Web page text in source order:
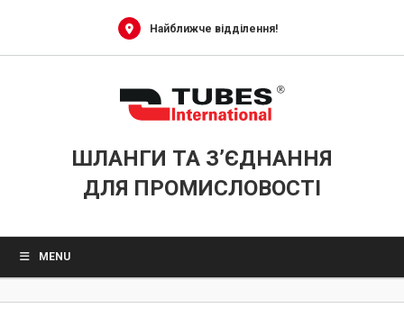
Найближче відділення!
ШЛАНГИ ТА З’ЄДНАННЯ
ДЛЯ ПРОМИСЛОВОСТІ
MENU